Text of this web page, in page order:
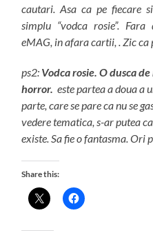
cautari. Asa ca pe fiecare
simplu “vodca rosie”.
eMAG, in afara cartii, . Zic
ps2: Vodca rosie. O dusca
horror. este partea a doua a
parte, care se pare ca nu se
vedere tematica, s-ar putea
existe. Sa fie o fantasma. Ori
Share this: